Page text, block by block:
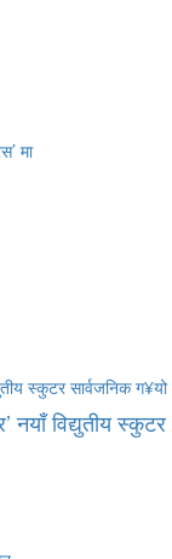
नयाँ विद्युतीय स्कुटर